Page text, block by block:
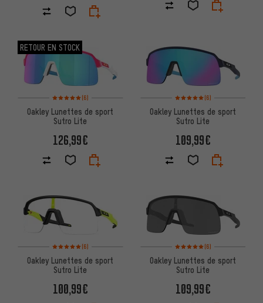
RETOUR EN STOCK
Note moyenne : 5 sur 5 d'après 6 avis
(6)
Oakley Lunettes de sport
Sutro Lite
126,99€
Note moyenne : 5 sur 5
(6)
Oakley Lunettes de sport
Sutro Lite
109,99€
Note moyenne : 5 sur 5 d'après 6 avis
(6)
Oakley Lunettes de sport
Sutro Lite
100,99€
Note moyenne : 5 sur 5
(6)
Oakley Lunettes de sport
Sutro Lite
109,99€